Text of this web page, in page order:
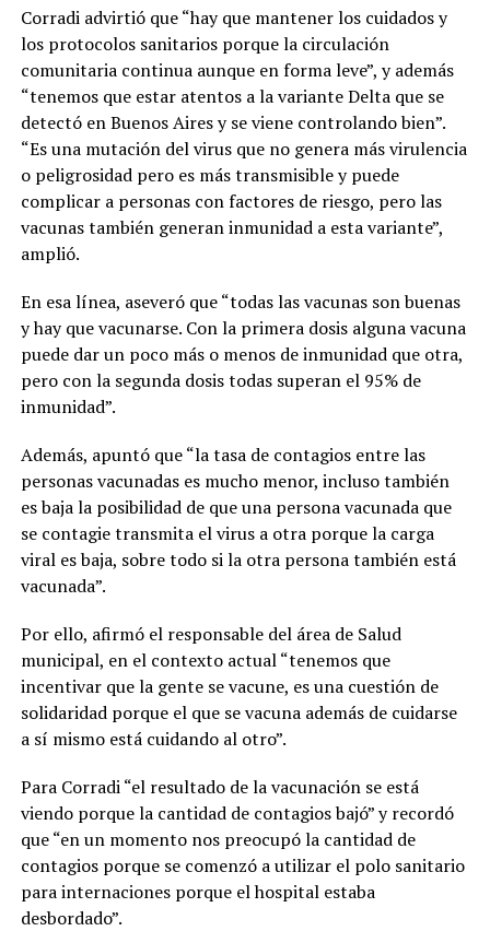
Corradi advirtió que “hay que mantener los cuidados y
los protocolos sanitarios porque la circulación
comunitaria continua aunque en forma leve”, y además
“tenemos que estar atentos a la variante Delta que se
detectó en Buenos Aires y se viene controlando bien”.
“Es una mutación del virus que no genera más virulencia
o peligrosidad pero es más transmisible y puede
complicar a personas con factores de riesgo, pero las
vacunas también generan inmunidad a esta variante”,
amplió.
En esa línea, aseveró que “todas las vacunas son buenas
y hay que vacunarse. Con la primera dosis alguna vacuna
puede dar un poco más o menos de inmunidad que otra,
pero con la segunda dosis todas superan el 95% de
inmunidad”.
Además, apuntó que “la tasa de contagios entre las
personas vacunadas es mucho menor, incluso también
es baja la posibilidad de que una persona vacunada que
se contagie transmita el virus a otra porque la carga
viral es baja, sobre todo si la otra persona también está
vacunada”.
Por ello, afirmó el responsable del área de Salud
municipal, en el contexto actual “tenemos que
incentivar que la gente se vacune, es una cuestión de
solidaridad porque el que se vacuna además de cuidarse
a sí mismo está cuidando al otro”.
Para Corradi “el resultado de la vacunación se está
viendo porque la cantidad de contagios bajó” y recordó
que “en un momento nos preocupó la cantidad de
contagios porque se comenzó a utilizar el polo sanitario
para internaciones porque el hospital estaba
desbordado”.